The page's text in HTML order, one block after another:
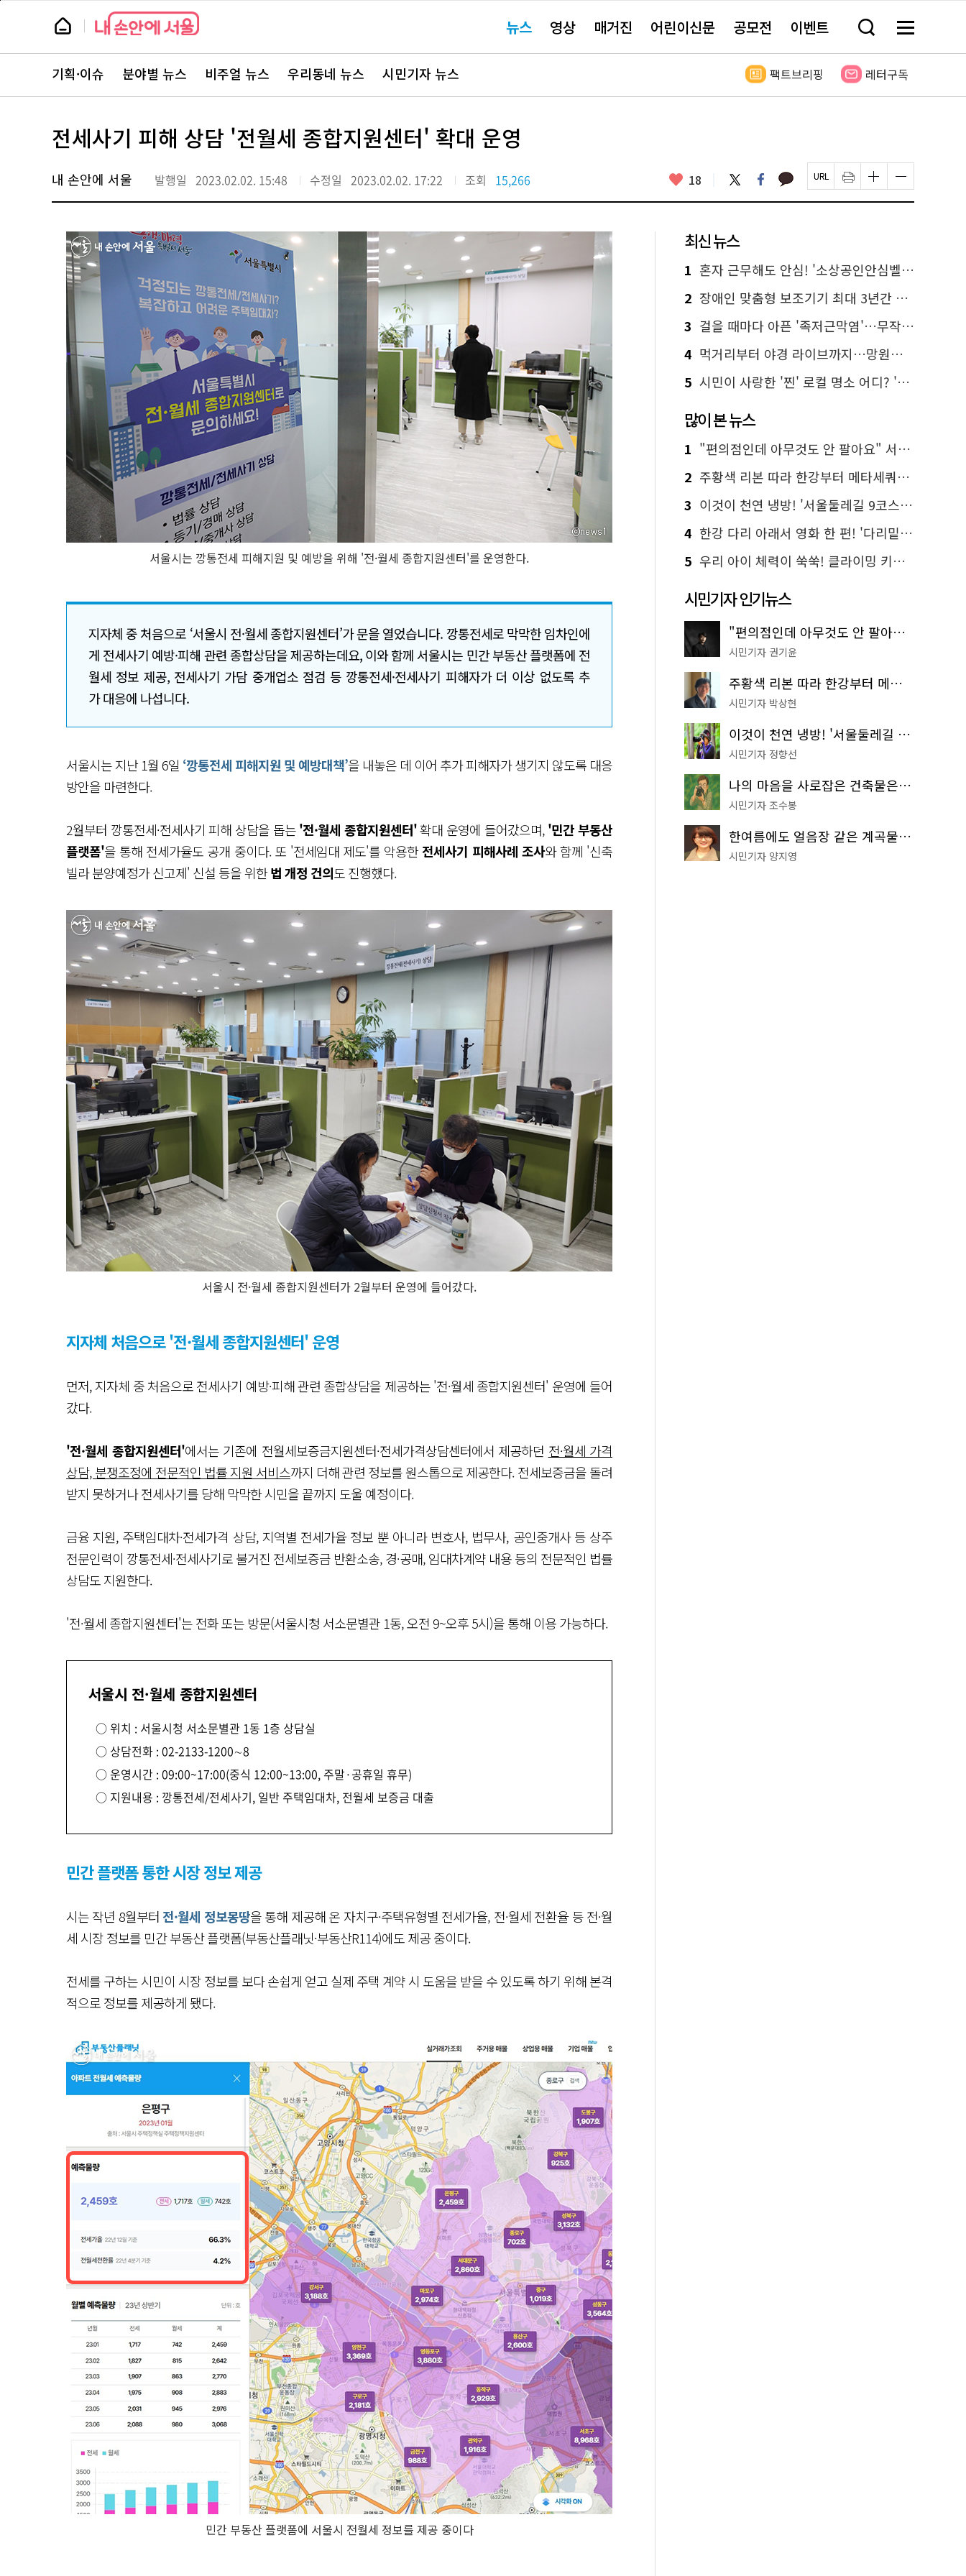
본
뉴
스 요뉴스 영상 매거진 어린이신문 공모전 이벤트 검
창
기
메
전
보
뉴
스
주
서
바
로
기획·이슈 분야별 뉴스 비주얼 뉴스 우리동네 뉴스 시민기자 뉴스 팩트브리핑 레터구독
전세사기 피해 상담 '전월세 종합지원센터' 확대 운영
내 손안에 서울 발행일 2023.02.02. 15:48 수정일 2023.02.02. 17:22 조회 15,266 좋
요
18 트
위
터
페
이
스
카
카 페
이
지
인
쇄
하
글
자
크
하
기
글
자
크
하
기
서울시는 깡통전세 피해지원 및 예방을 위해 '전·월세 종합지원센터'를 운영한다.
지자체 중 처음으로 ‘서울시 전·월세 종합지원센터’가 문을 열었습니다. 깡통전세로 막막한 임차인에
게 전세사기 예방·피해 관련 종합상담을 제공하는데요, 이와 함께 서울시는 민간 부동산 플랫폼에 전
월세 정보 제공, 전세사기 가담 중개업소 점검 등 깡통전세·전세사기 피해자가 더 이상 없도록 추
가 대응에 나섭니다.
서울시는 지난 1월 6일 ‘깡통전세 피해지원 및 예방대책’을 내놓은 데 이어 추가 피해자가 생기지 않도록 대응
방안을 마련한다.
2월부터 깡통전세·전세사기 피해 상담을 돕는'전·월세 종합지원센터'확대 운영에 들어갔으며,'민간 부동산
플랫폼'을 통해 전세가율도 공개 중이다. 또 '전세임대 제도'를 악용한전세사기 피해사례 조사와 함께 '신축
빌라 분양예정가 신고제' 신설 등을 위한법 개정 건의도 진행했다.
서울시 전·월세 종합지원센터가 2월부터 운영에 들어갔다.
지자체 처음으로 '전·월세 종합지원센터' 운영
먼저, 지자체 중 처음으로 전세사기 예방·피해 관련 종합상담을 제공하는 '전·월세 종합지원센터' 운영에 들어
갔다.
'전·월세 종합지원센터'에서는 기존에 전월세보증금지원센터·전세가격상담센터에서 제공하던 전·월세 가격
상담, 분쟁조정에 전문적인 법률 지원 서비스까지 더해 관련 정보를 원스톱으로 제공한다. 전세보증금을 돌려
받지 못하거나 전세사기를 당해 막막한 시민을 끝까지 도울 예정이다.
금융 지원, 주택임대차·전세가격 상담, 지역별 전세가율 정보 뿐 아니라 변호사, 법무사, 공인중개사 등 상주
전문인력이 깡통전세·전세사기로 불거진 전세보증금 반환소송, 경·공매, 임대차계약 내용 등의 전문적인 법률
상담도 지원한다.
'전·월세 종합지원센터'는 전화 또는 방문(서울시청 서소문별관 1동, 오전 9~오후 5시)을 통해 이용 가능하다.
서울시 전·월세 종합지원센터
○ 위치 : 서울시청 서소문별관 1동 1층 상담실
○ 상담전화 : 02-2133-1200∼8
○ 운영시간 : 09:00~17:00(중식 12:00~13:00, 주말·공휴일 휴무)
○ 지원내용 : 깡통전세/전세사기, 일반 주택임대차, 전월세 보증금 대출
민간 플랫폼 통한 시장 정보 제공
시는 작년 8월부터전·월세 정보몽땅을 통해 제공해 온 자치구·주택유형별 전세가율, 전·월세 전환율 등 전·월
세 시장 정보를 민간 부동산 플랫폼(부동산플래닛·부동산R114)에도 제공 중이다.
전세를 구하는 시민이 시장 정보를 보다 손쉽게 얻고 실제 주택 계약 시 도움을 받을 수 있도록 하기 위해 본격
적으로 정보를 제공하게 됐다.
민간 부동산 플랫폼에 서울시 전월세 정보를 제공 중이다
최신 뉴스
1 혼자 근무해도 안심! '소상공인안심벨' 신청하세요
2 장애인 맞춤형 보조기기 최대 3년간 무상 대여…삶의 질 높인다
3 걸을 때마다 아픈 '족저근막염'…무작정 참지 말고 '이것' 해보세요!
4 먹거리부터 야경 라이브까지…망원한강공원 알짜 코스
5 시민이 사랑한 '찐' 로컬 명소 어디? '서울에디션25' 추천 코스
많이 본 뉴스
1 "편의점인데 아무것도 안 팔아요" 서울에서 가장 특별한 편의점의 정체
2 주황색 리본 따라 한강부터 메타세쿼이아 숲길까지…서울둘레길 15코스
3 이것이 천연 냉방! '서울둘레길 9코스'로 숲속 피서 떠나볼까
4 한강 다리 아래서 영화 한 편! '다리밑 영화관' 무료 상영
5 우리 아이 체력이 쑥쑥! 클라이밍 키즈카페·어린이 체력장
시민기자 인기뉴스
"편의점인데 아무것도 안 팔아요" 서울에서 가장 특별한 편의점의 정체
시민기자 권기윤
주황색 리본 따라 한강부터 메타세쿼이아 숲길까지…서울둘레길 15코스
시민기자 박상현
이것이 천연 냉방! '서울둘레길 9코스'로 숲속 피서 떠나볼까
시민기자 정향선
나의 마음을 사로잡은 건축물은? '서울시 건축상' 수상작 공개!
시민기자 조수봉
한여름에도 얼음장 같은 계곡물! 서울 '진관사 계곡'이 천국이네~
시민기자 양지영
페